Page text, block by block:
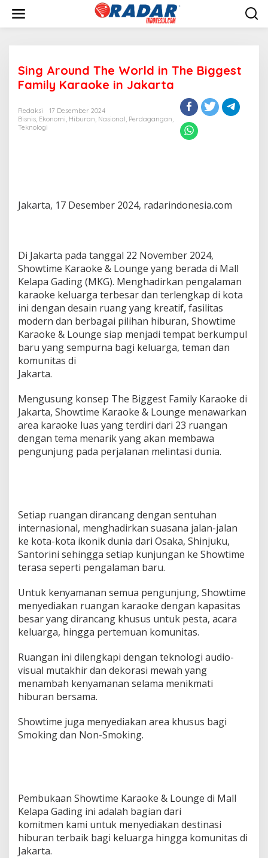
w
Sing Around The World in The Biggest
Family Karaoke in Jakarta
Redaksi
17 Desember 2024
Bisnis, Ekonomi, Hiburan, Nasional, Perdagangan,
Teknologi
Jakarta, 17 Desember 2024, radarindonesia.com
Di Jakarta pada tanggal 22 November 2024,
Showtime Karaoke & Lounge yang berada di Mall
Kelapa Gading (MKG). Menghadirkan pengalaman
karaoke keluarga terbesar dan terlengkap di kota
ini dengan desain ruang yang kreatif, fasilitas
modern dan berbagai pilihan hiburan, Showtime
Karaoke & Lounge siap menjadi tempat berkumpul
baru yang sempurna bagi keluarga, teman dan
komunitas di
Jakarta.
Mengusung konsep The Biggest Family Karaoke di
Jakarta, Showtime Karaoke & Lounge menawarkan
area karaoke luas yang terdiri dari 23 ruangan
dengan tema menarik yang akan membawa
pengunjung pada perjalanan melintasi dunia.
Setiap ruangan dirancang dengan sentuhan
internasional, menghadirkan suasana jalan-jalan
ke kota-kota ikonik dunia dari Osaka, Shinjuku,
Santorini sehingga setiap kunjungan ke Showtime
terasa seperti pengalaman baru.
Untuk kenyamanan semua pengunjung, Showtime
menyediakan ruangan karaoke dengan kapasitas
besar yang dirancang khusus untuk pesta, acara
keluarga, hingga pertemuan komunitas.
Ruangan ini dilengkapi dengan teknologi audio-
visual mutakhir dan dekorasi mewah yang
menambah kenyamanan selama menikmati
hiburan bersama.
Showtime juga menyediakan area khusus bagi
Smoking dan Non-Smoking.
Pembukaan Showtime Karaoke & Lounge di Mall
Kelapa Gading ini adalah bagian dari
komitmen kami untuk menyediakan destinasi
hiburan terbaik bagi keluarga hingga komunitas di
Jakarta.